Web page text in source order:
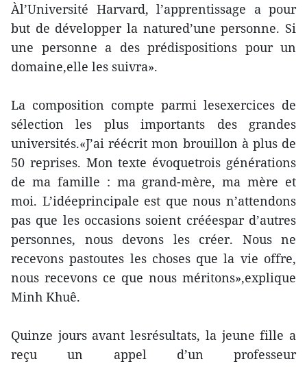
Àl’Université Harvard, l’apprentissage a pour
but de développer la natured’une personne. Si
une personne a des prédispositions pour un
domaine,elle les suivra».
La composition compte parmi lesexercices de
sélection les plus importants des grandes
universités.«J’ai réécrit mon brouillon à plus de
50 reprises. Mon texte évoquetrois générations
de ma famille : ma grand-mère, ma mère et
moi. L’idéeprincipale est que nous n’attendons
pas que les occasions soient crééespar d’autres
personnes, nous devons les créer. Nous ne
recevons pastoutes les choses que la vie offre,
nous recevons ce que nous méritons»,explique
Minh Khuê.
Quinze jours avant lesrésultats, la jeune fille a
reçu un appel d’un professeur